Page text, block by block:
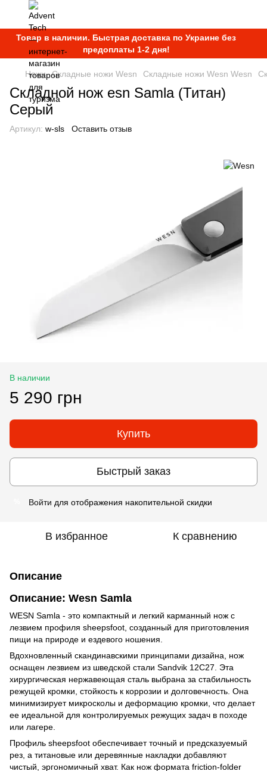
Товар в наличии. Быстрая доставка по Украине без
предоплаты 1-2 дня!
Ножи Складные ножи Wesn Складные ножи Wesn Wesn
Складной нож esn Samla (Титан)
Серый
Артикул: w-sls Оставить отзыв
В наличии
5 290 грн
Купить
Быстрый заказ
Войти для отображения накопительной скидки
В избранное К сравнению
Описание
Описание: Wesn Samla
WESN Samla - это компактный и легкий карманный нож с
лезвием профиля sheepsfoot, созданный для приготовления
пищи на природе и ездевого ношения.
Вдохновленный скандинавскими принципами дизайна, нож
оснащен лезвием из шведской стали Sandvik 12C27. Эта
хирургическая нержавеющая сталь выбрана за стабильность
режущей кромки, стойкость к коррозии и долговечность. Она
минимизирует микросколы и деформацию кромки, что делает
ее идеальной для контролируемых режущих задач в походе
или лагере.
Профиль sheepsfoot обеспечивает точный и предсказуемый
рез, а титановые или деревянные накладки добавляют
чистый, эргономичный хват. Как нож формата friction-folder